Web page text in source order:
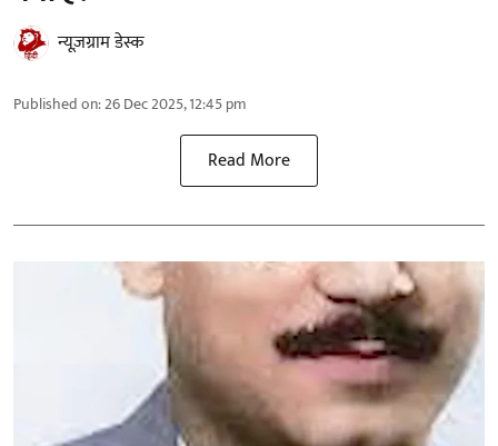
न्यूज़ग्राम डेस्क
Published on:26 Dec 2025, 12:45 pm
Read More